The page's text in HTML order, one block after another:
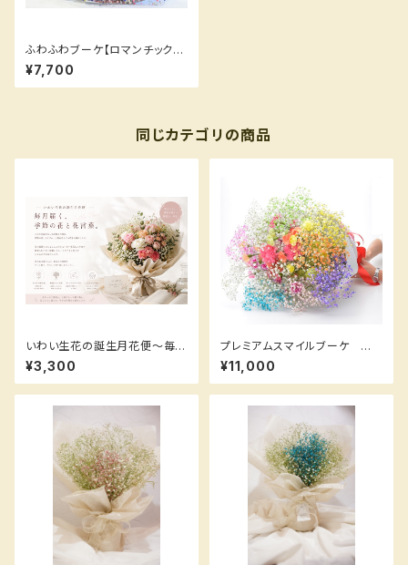
ふわふわブーケ【ロマンチックか
すみ草®︎が7色入ったブーケ】
¥7,700
同じカテゴリの商品
いわい生花の誕生月花便～毎月
届く、季節の花と花言葉～
¥3,300
プレミアムスマイルブーケ 鮮
やかなカーネーション と【ロマ
ンチックかすみ草】たっぷりのセ
ット！
¥11,000